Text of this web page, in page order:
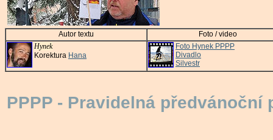
Autor textu
Foto / video
Hynek
Korektura Hana
Foto Hynek PPPP
Divadlo
Silvestr
PPPP - Pravidelná předvánoční